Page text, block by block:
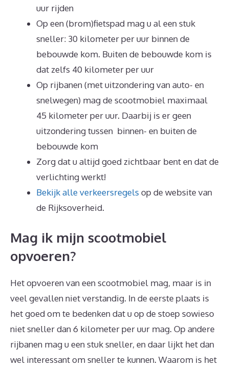
uur rijden
Op een (brom)fietspad mag u al een stuk
sneller: 30 kilometer per uur binnen de
bebouwde kom. Buiten de bebouwde kom is
dat zelfs 40 kilometer per uur
Op rijbanen (met uitzondering van auto- en
snelwegen) mag de scootmobiel maximaal
45 kilometer per uur. Daarbij is er geen
uitzondering tussen binnen- en buiten de
bebouwde kom
Zorg dat u altijd goed zichtbaar bent en dat de
verlichting werkt!
Bekijk alle verkeersregels op de website van
de Rijksoverheid.
Mag ik mijn scootmobiel
opvoeren?
Het opvoeren van een scootmobiel mag, maar is in
veel gevallen niet verstandig. In de eerste plaats is
het goed om te bedenken dat u op de stoep sowieso
niet sneller dan 6 kilometer per uur mag. Op andere
rijbanen mag u een stuk sneller, en daar lijkt het dan
wel interessant om sneller te kunnen. Waarom is het